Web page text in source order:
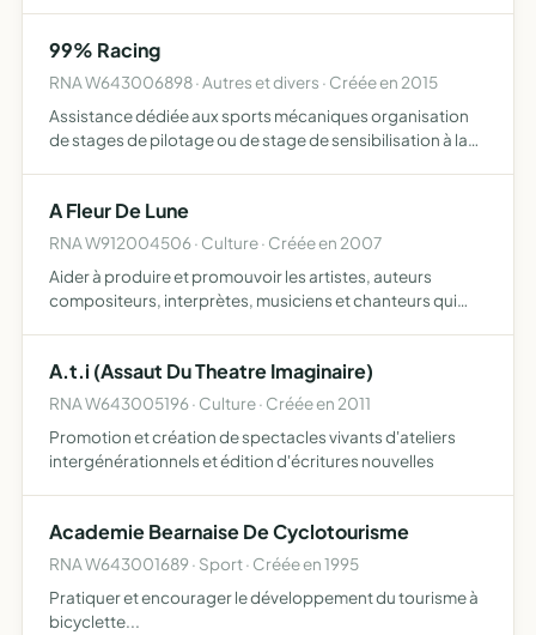
musiciens, l…
99% Racing
RNA W643006898 · Autres et divers · Créée en 2015
Assistance dédiée aux sports mécaniques organisation
de stages de pilotage ou de stage de sensibilisation à la
A Fleur De Lune
RNA W912004506 · Culture · Créée en 2007
Aider à produire et promouvoir les artistes, auteurs
compositeurs, interprètes, musiciens et chanteurs qui
A.t.i (Assaut Du Theatre Imaginaire)
RNA W643005196 · Culture · Créée en 2011
Promotion et création de spectacles vivants d'ateliers
intergénérationnels et édition d'écritures nouvelles
Academie Bearnaise De Cyclotourisme
RNA W643001689 · Sport · Créée en 1995
Pratiquer et encourager le développement du tourisme à
bicyclette...